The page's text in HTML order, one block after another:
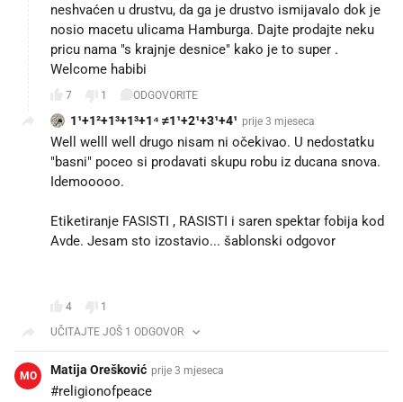
neshvaćen u drustvu, da ga je drustvo ismijavalo dok je
nosio macetu ulicama Hamburga. Dajte prodajte neku
pricu nama "s krajnje desnice" kako je to super .
Welcome habibi
7 1 ODGOVORITE
1¹+1²+1³+1³+1⁴ ≠1¹+2¹+3¹+4¹ prije 3 mjeseca
Well welll well drugo nisam ni očekivao. U nedostatku
"basni" poceo si prodavati skupu robu iz ducana snova.
Idemooooo.
Etiketiranje FASISTI , RASISTI i saren spektar fobija kod
Avde. Jesam sto izostavio... šablonski odgovor 😆🤣
4
1
UČITAJTE JOŠ 1 ODGOVOR
MO Matija Orešković prije 3 mjeseca
#religionofpeace 🫣🫣